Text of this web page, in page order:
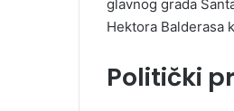
glavnog grada
Hektora Balderasa
Politički